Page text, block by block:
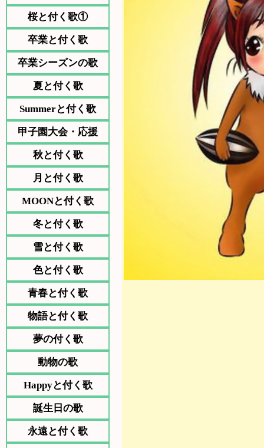
桜と付く歌①
卒業と付く歌
卒業シーズンの歌
夏と付く歌
Summerと付く歌
甲子園大会・応援
秋と付く歌
月と付く歌
MOONと付く歌
冬と付く歌
雪と付く歌
色と付く歌
青春と付く歌
物語と付く歌
夢の付く歌
動物の歌
Happyと付く歌
誕生日の歌
永遠と付く歌